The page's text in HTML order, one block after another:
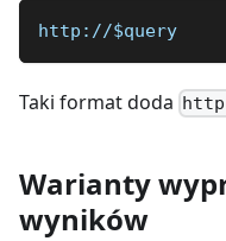
http://$query
Taki format doda
Warianty
wyników